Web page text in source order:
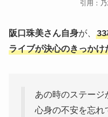
引用：
阪口珠美さん自身が、
ライブが決心のきっかけ
あの時のステージ
心身の不安を忘れ